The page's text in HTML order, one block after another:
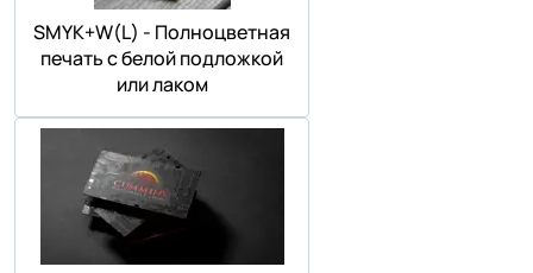
SMYK+W(L) - Полноцветная
печать с белой подложкой
или лаком